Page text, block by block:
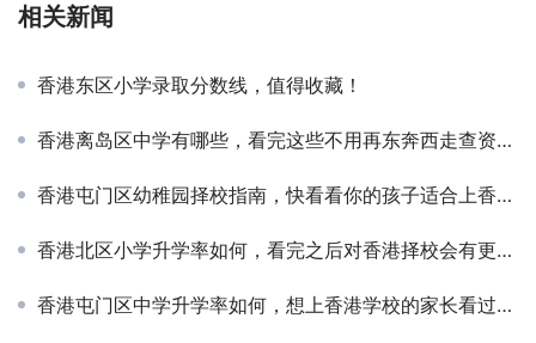
相关新闻
香港东区小学录取分数线，值得收藏！
香港离岛区中学有哪些，看完这些不用再东奔西走查资料了
香港屯门区幼稚园择校指南，快看看你的孩子适合上香港的学校吗？
香港北区小学升学率如何，看完之后对香港择校会有更全面的认知！
香港屯门区中学升学率如何，想上香港学校的家长看过来吧！